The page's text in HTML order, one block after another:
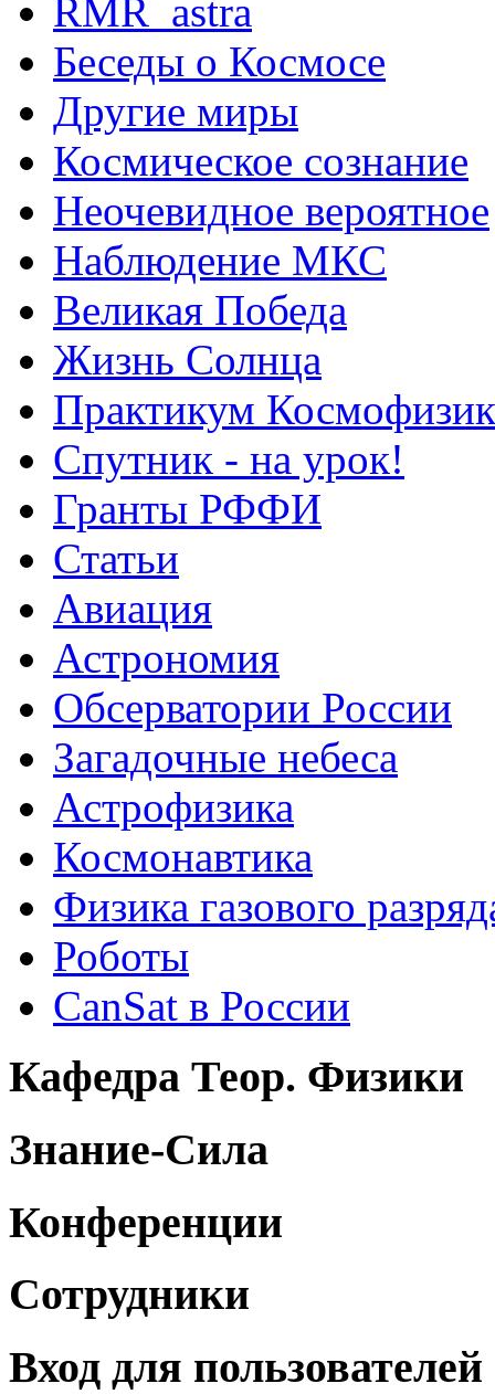
RMR_astra
Беседы о Космосе
Другие миры
Космическое сознание
Неочевидное вероятное
Наблюдение МКС
Великая Победа
Жизнь Солнца
Практикум
Спутник - на урок!
Гранты РФФИ
Статьи
Авиация
Астрономия
Обсерватории России
Загадочные небеса
Астрофизика
Космонавтика
Физика газового
Роботы
CanSat в России
Кафедра Теор. Физики
Знание-Сила
Конференции
Сотрудники
Вход для пользователей